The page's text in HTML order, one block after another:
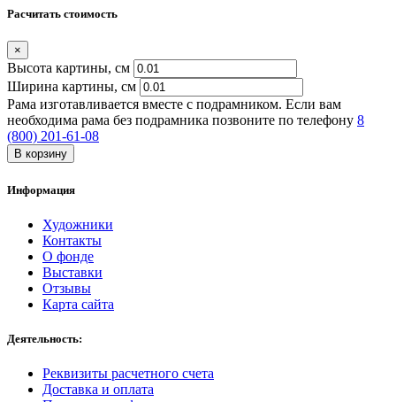
Расчитать стоимость
×
Высота картины, см
Ширина картины, cм
Рама изготавливается вместе с подрамником. Если вам
необходима рама без подрамника позвоните по телефону 8
(800) 201-61-08
В корзину
Информация
Художники
Контакты
О фонде
Выставки
Отзывы
Карта сайта
Деятельность:
Реквизиты расчетного счета
Доставка и оплата